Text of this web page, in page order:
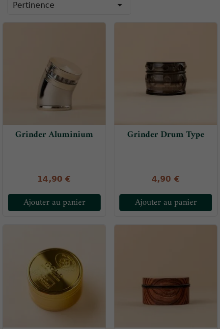
Pertinence 
Grinder Aluminium
14,90 €
Ajouter au panier
Grinder Drum Type
4,90 €
Ajouter au panier